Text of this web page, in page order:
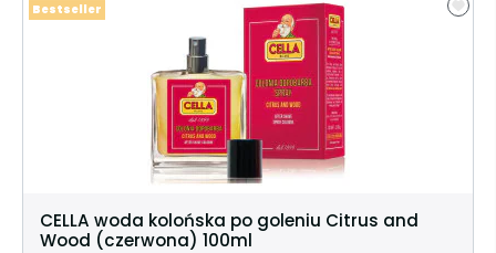
CELLA woda kolońska po goleniu Citrus and
Wood (czerwona) 100ml
Bestseller